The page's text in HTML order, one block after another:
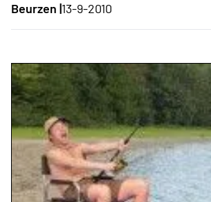
Beurzen |13-9-2010